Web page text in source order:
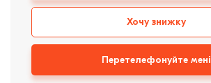
Хочу знижку
Перетелефонуйте мені